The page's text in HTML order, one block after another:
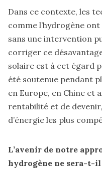
Dans ce contexte, les
comme l’hydrogène
sans une intervention
corriger ce
solaire est à cet égard
été soutenue pendant
en Europe, en Chine et
rentabilité et de devenir,
d’énergie les plus
L’avenir de notre
hydrogène ne sera-t-il